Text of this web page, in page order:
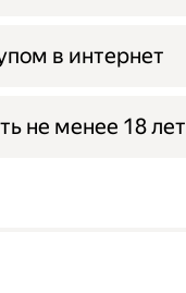
в интернет
не менее 18 лет